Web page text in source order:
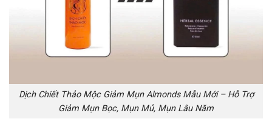
Dịch Chiết Thảo Mộc Giảm Mụn Almonds Mẫu Mới – Hỗ Trợ
Giảm Mụn Bọc, Mụn Mủ, Mụn Lâu Năm